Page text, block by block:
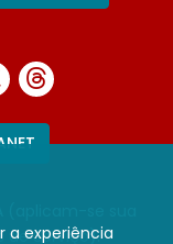
a experiência
(aplicam-se sua
de Serviço).